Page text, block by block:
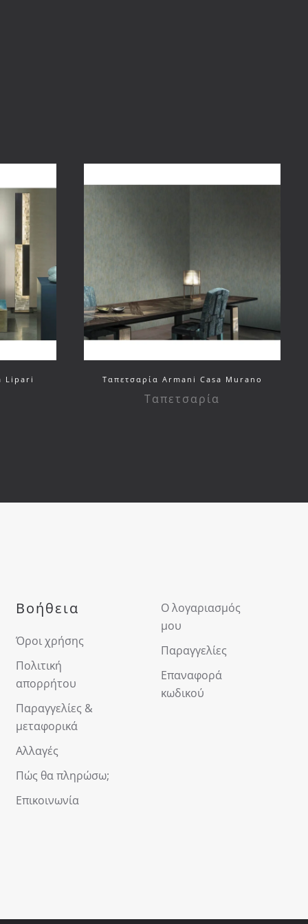
Lipari Ταπετσαρία Armani Casa Murano
Ταπετσαρία
Βοήθεια
Όροι χρήσης
Πολιτική
απορρήτου
Παραγγελίες &
μεταφορικά
Αλλαγές
Πώς θα πληρώσω;
Επικοινωνία
Ο λογαριασμός
μου
Παραγγελίες
Επαναφορά
κωδικού